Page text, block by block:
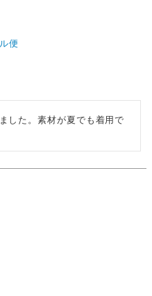
便
した。素材が夏でも着用で